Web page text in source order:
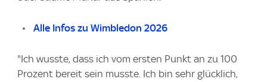
Alle Infos zu Wimbledon 2026
"Ich wusste, dass ich vom ersten Punkt an zu 100
Prozent bereit sein musste. Ich bin sehr glücklich,